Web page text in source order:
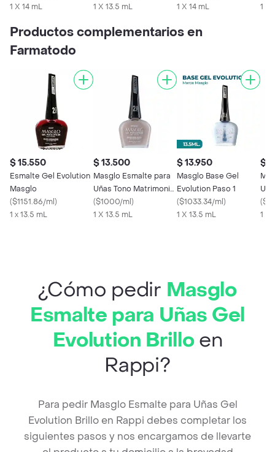
1 X 14 mL
1 X 13.5 mL
1 X 14 mL
1 X
Productos complementarios en
Farmatodo
$ 15.550
Esmalte Gel Evolution
Masglo
($1151.86/ml)
1 x 13.5 mL
$ 13.500
Masglo Esmalte para
Uñas Tono Matrimonio
Gel Evolution
($1000/ml)
1 X 13.5 mL
$ 13.950
Masglo Base Gel
Evolution Paso 1
($1033.34/ml)
1 X 13.5 mL
$
(
1 X
¿Cómo pedir Masglo
Esmalte para Uñas Gel
Evolution Brilloen
Rappi?
Para pedir Masglo Esmalte para Uñas Gel
Evolution Brillo en Rappi debes completar los
siguientes pasos y nos encargamos de llevarte